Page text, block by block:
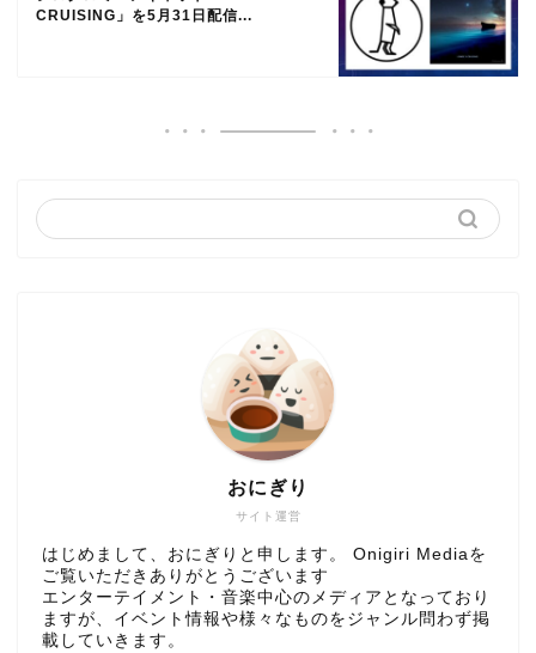
CRUISING」を5月31日配信...
サイト運営
おにぎり
はじめまして、おにぎりと申します。 Onigiri Mediaを
ご覧いただきありがとうございます
エンターテイメント・音楽中心のメディアとなっており
ますが、イベント情報や様々なものをジャンル問わず掲
載していきます。